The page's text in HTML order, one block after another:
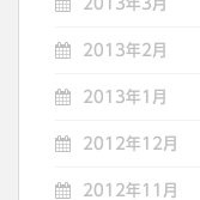
2013年2月
2013年1月
2012年12月
2012年11月